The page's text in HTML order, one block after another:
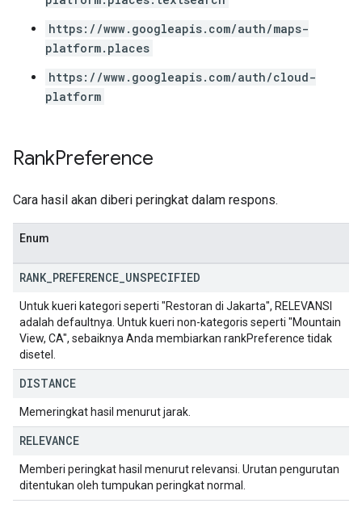
https://www.googleapis.com/auth/maps-
platform.places
https://www.googleapis.com/auth/cloud-
platform
RankPreference
Cara hasil akan diberi peringkat dalam respons.
Enum
RANK PREFERENCE UNSPECIFIED
Untuk kueri kategori seperti "Restoran di Jakarta", RELEVANSI
adalah defaultnya. Untuk kueri non-kategoris seperti "Mountain
View, CA", sebaiknya Anda membiarkan rankPreference tidak
disetel.
DISTANCE
Memeringkat hasil menurut jarak.
RELEVANCE
Memberi peringkat hasil menurut relevansi. Urutan pengurutan
ditentukan oleh tumpukan peringkat normal.